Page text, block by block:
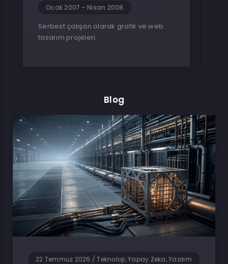
Ocak 2007 - Nisan 2008
Serbest çalışan olarak grafik ve web
tasarım projeleri.
Blog
22 Temmuz 2026 /Teknoloji, Yapay Zeka, Yazılım